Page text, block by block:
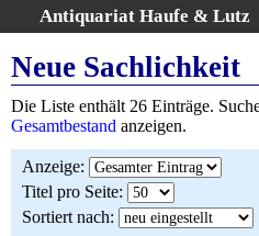
Antiquariat Haufe & Lutz
Home
Gesamtbestand
Kategorien
Schlagwörter
Suchergebnisse
Neue Sachlichkeit
Die Liste enthält 26 Einträge.
Gesamtbestand anzeigen.
Anzeige:
Titel pro Seite:
Sortiert nach: